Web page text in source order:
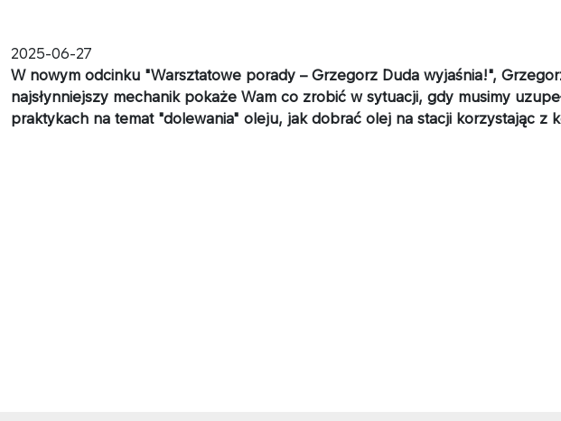
2025-06-27
W nowym odcinku "Warsztatowe porady – Grzegorz Duda wyjaśnia!",
najsłynniejszy mechanik pokaże Wam co zrobić w sytuacji, gdy musimy
praktykach na temat "dolewania" oleju, jak dobrać olej na stacji korzystając z